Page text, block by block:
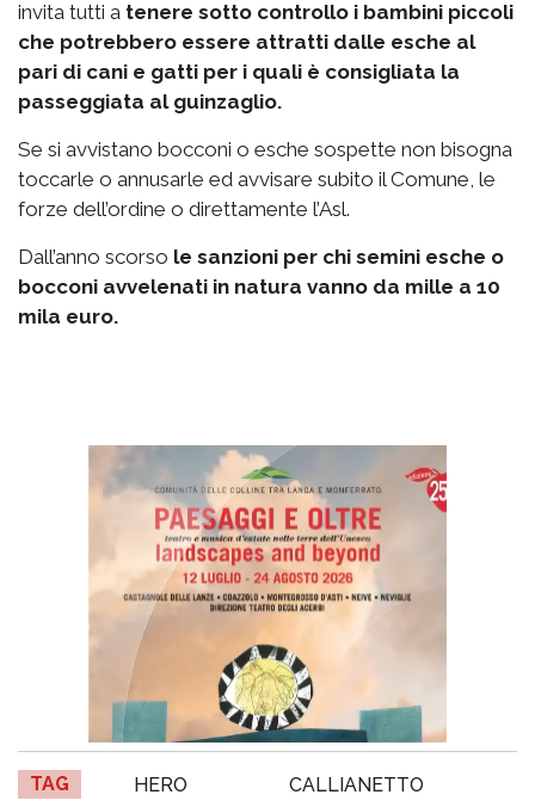
invita tutti a tenere sotto controllo i bambini piccoli
che potrebbero essere attratti dalle esche al
pari di cani e gatti per i quali è consigliata la
passeggiata al guinzaglio.
Se si avvistano bocconi o esche sospette non bisogna
toccarle o annusarle ed avvisare subito il Comune, le
forze dell’ordine o direttamente l’Asl.
Dall’anno scorso le sanzioni per chi semini esche o
bocconi avvelenati in natura vanno da mille a 10
mila euro.
TAG HERO
CALLIANETTO